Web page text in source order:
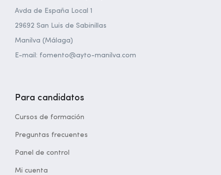
Avda de España Local 1
29692 San Luis de Sabinillas
Manilva (Málaga)
E-mail: fomento@ayto-manilva.com
Para candidatos
Cursos de formación
Preguntas frecuentes
Panel de control
Mi cuenta